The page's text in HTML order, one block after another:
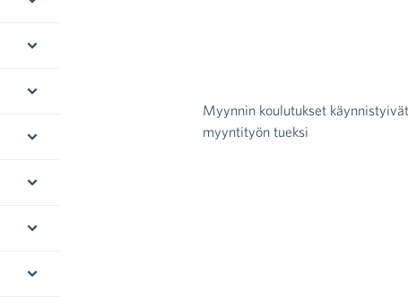
Artikkelien selaus
Myynnin koulutukset
myyntityön tueksi